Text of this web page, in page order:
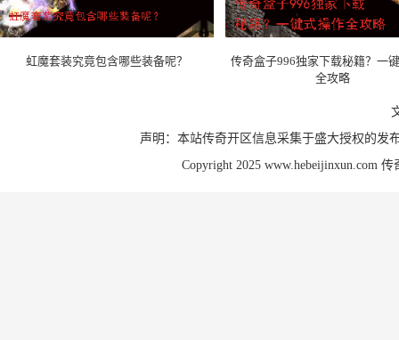
虹魔套装究竟包含哪些装备呢？
传奇盒子996独家下载秘籍？一
全攻略
声明：本站传奇开区信息采集于盛大授权的发
Copyright 2025 www.hebeijinxun.com